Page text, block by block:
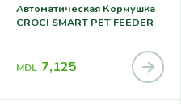
Автоматическая Кормушка
CROCI SMART PET FEEDER
MDL 7,125